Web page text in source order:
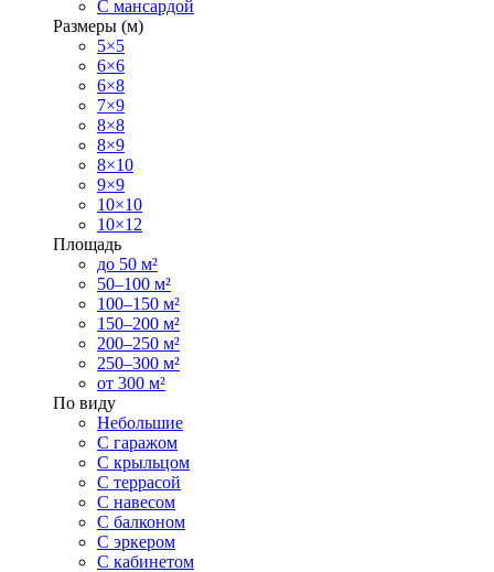
С мансардой
Размеры (м)
5×5
6×6
6×8
7×9
8×8
8×9
8×10
9×9
10×10
10×12
Площадь
до 50 м²
50–100 м²
100–150 м²
150–200 м²
200–250 м²
250–300 м²
от 300 м²
По виду
Небольшие
С гаражом
С крыльцом
С террасой
С навесом
С балконом
С эркером
С кабинетом